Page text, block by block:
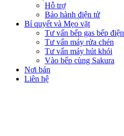
Hỗ trợ
Bảo hành điện tử
Bí quyết và Mẹo vặt
Tư vấn bếp gas bếp điện
Tư vấn máy rửa chén
Tư vấn máy hút khói
Vào bếp cùng Sakura
Nơi bán
Liên hệ